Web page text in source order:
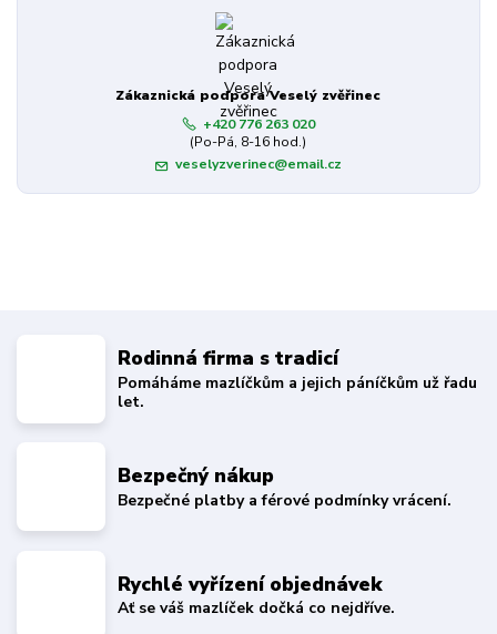
Zákaznická podpora Veselý zvěřinec
+420 776 263 020
(Po-Pá, 8-16 hod.)
veselyzverinec@email.cz
Rodinná firma s tradicí
Pomáháme mazlíčkům a jejich páníčkům už řadu
let.
Bezpečný nákup
Bezpečné platby a férové podmínky vrácení.
Rychlé vyřízení objednávek
Ať se váš mazlíček dočká co nejdříve.